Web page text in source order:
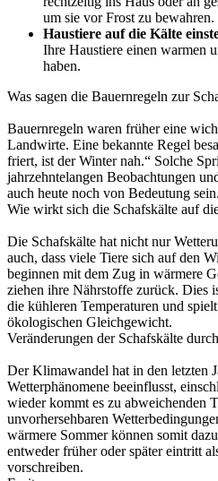
um sie vor Frost zu bewahren.
Haustiere auf die Kälte
Ihre Haustiere einen warmen
haben.
Was sagen die Bauernregeln zur
Bauernregeln waren früher eine
Landwirte. Eine bekannte Regel
friert, ist der Winter nah.“ Solche
jahrzehntelangen Beobachtungen
auch heute noch von Bedeutung sein.
Wie wirkt sich die Schafskälte auf
Die Schafskälte hat nicht nur
auch, dass viele Tiere sich auf den
beginnen mit dem Zug in wärmere
ziehen ihre Nährstoffe zurück. Dies
die kühleren Temperaturen und
ökologischen Gleichgewicht.
Veränderungen der Schafskälte
Der Klimawandel hat in den letzten
Wetterphänomene beeinflusst,
wieder kommt es zu abweichenden
unvorhersehbaren
wärmere Sommer können somit
entweder früher oder später eintritt
vorschreiben.